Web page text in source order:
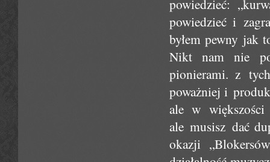
powiedzieć:
powiedzieć i
byłem pewny jak
Nikt nam nie
pionierami. z
poważniej i
ale w
ale musisz dać
okazji